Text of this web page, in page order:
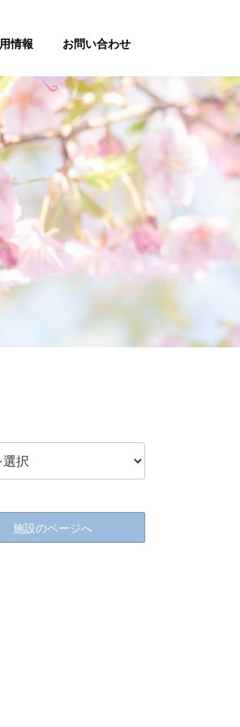
情報 お問い合わせ
施設のページへ